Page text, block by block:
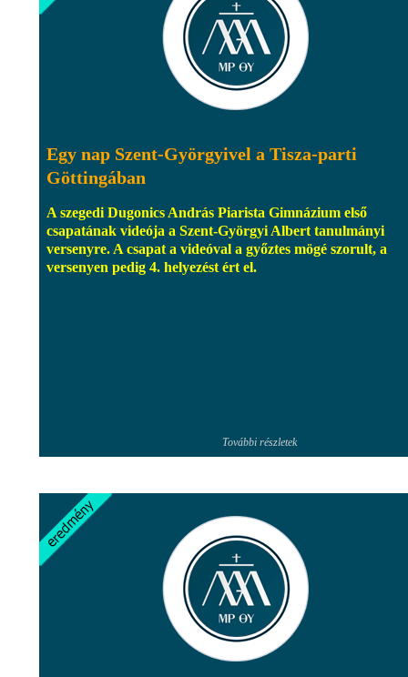
Egy nap Szent-Györgyivel a Tisza-parti
Göttingában
A szegedi Dugonics András Piarista Gimnázium első
csapatának videója a Szent-Györgyi Albert tanulmányi
versenyre. A csapat a videóval a győztes mögé szorult, a
versenyen pedig 4. helyezést ért el.
További részletek